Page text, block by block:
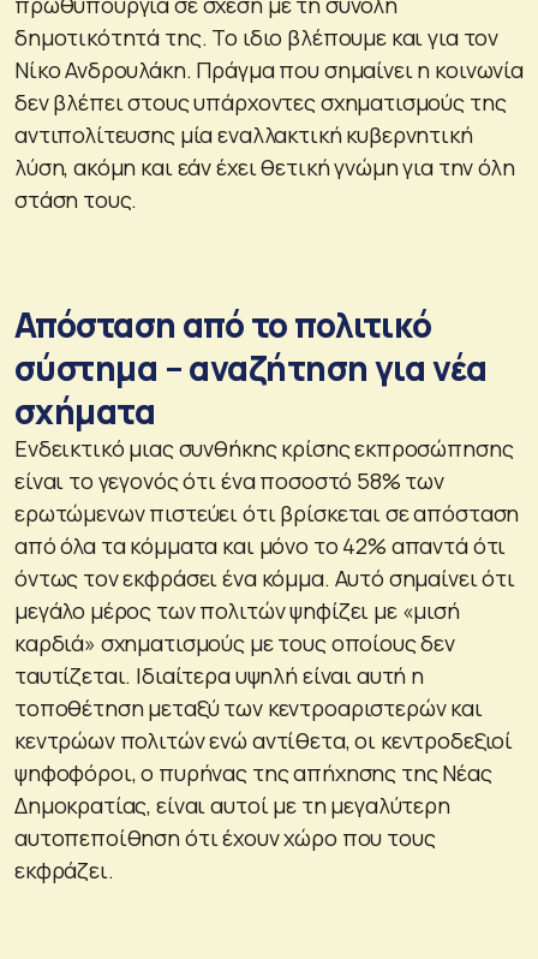
δημοτικότητά της. Το ιδιο βλέπουμε και για τον
Νίκο Ανδρουλάκη. Πράγμα που σημαίνει η κοινωνία
δεν βλέπει στους υπάρχοντες σχηματισμούς της
αντιπολίτευσης μία εναλλακτική κυβερνητική
λύση, ακόμη και εάν έχει θετική γνώμη για την όλη
στάση τους.
Απόσταση από το πολιτικό
σύστημα – αναζήτηση για νέα
σχήματα
Ενδεικτικό μιας συνθήκης κρίσης εκπροσώπησης
είναι το γεγονός ότι ένα ποσοστό 58% των
ερωτώμενων πιστεύει ότι βρίσκεται σε απόσταση
από όλα τα κόμματα και μόνο το 42% απαντά ότι
όντως τον εκφράσει ένα κόμμα. Αυτό σημαίνει ότι
μεγάλο μέρος των πολιτών ψηφίζει με «μισή
καρδιά» σχηματισμούς με τους οποίους δεν
ταυτίζεται. Ιδιαίτερα υψηλή είναι αυτή η
τοποθέτηση μεταξύ των κεντροαριστερών και
κεντρώων πολιτών ενώ αντίθετα, οι κεντροδεξιοί
ψηφοφόροι, ο πυρήνας της απήχησης της Νέας
Δημοκρατίας, είναι αυτοί με τη μεγαλύτερη
αυτοπεποίθηση ότι έχουν χώρο που τους
εκφράζει.